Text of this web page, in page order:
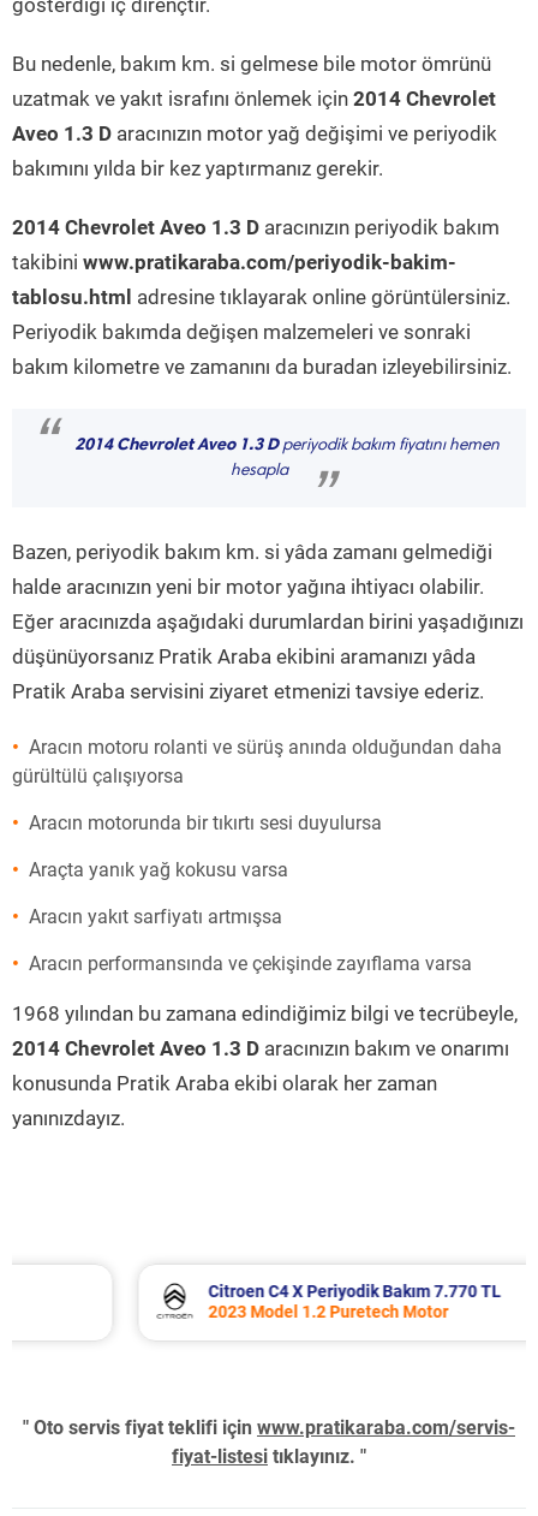
gösterdiği iç dirençtir.
Bu nedenle, bakım km. si gelmese bile motor ömrünü
uzatmak ve yakıt israfını önlemek için 2014 Chevrolet
Aveo 1.3 D aracınızın motor yağ değişimi ve periyodik
bakımını yılda bir kez yaptırmanız gerekir.
2014 Chevrolet Aveo 1.3 D aracınızın periyodik bakım
takibini www.pratikaraba.com/periyodik-bakim-
tablosu.html adresine tıklayarak online görüntülersiniz.
Periyodik bakımda değişen malzemeleri ve sonraki
bakım kilometre ve zamanını da buradan izleyebilirsiniz.
“ 2014 Chevrolet Aveo 1.3 Dperiyodik bakım fiyatını hemen
hesapla
”
Bazen, periyodik bakım km. si yâda zamanı gelmediği
halde aracınızın yeni bir motor yağına ihtiyacı olabilir.
Eğer aracınızda aşağıdaki durumlardan birini yaşadığınızı
düşünüyorsanız Pratik Araba ekibini aramanızı yâda
Pratik Araba servisini ziyaret etmenizi tavsiye ederiz.
Aracın motoru rolanti ve sürüş anında olduğundan daha
gürültülü çalışıyorsa
Aracın motorunda bir tıkırtı sesi duyulursa
Araçta yanık yağ kokusu varsa
Aracın yakıt sarfiyatı artmışsa
Aracın performansında ve çekişinde zayıflama varsa
1968 yılından bu zamana edindiğimiz bilgi ve tecrübeyle,
2014 Chevrolet Aveo 1.3 D aracınızın bakım ve onarımı
konusunda Pratik Araba ekibi olarak her zaman
yanınızdayız.
Citroen C4 X Periyodik Bakım 7.770 TL
2023 Model 1.2 Puretech Motor
" Oto servis fiyat teklifi için www.pratikaraba.com/servis-
fiyat-listesi tıklayınız. "